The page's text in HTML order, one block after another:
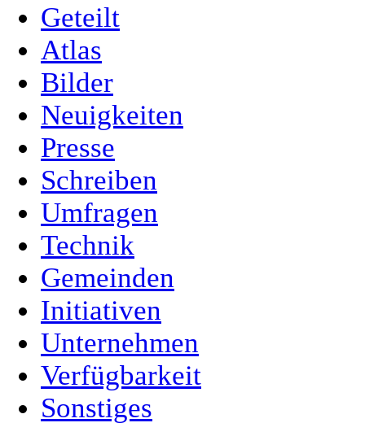
Geteilt
Atlas
Bilder
Neuigkeiten
Presse
Schreiben
Umfragen
Technik
Gemeinden
Initiativen
Unternehmen
Verfügbarkeit
Sonstiges